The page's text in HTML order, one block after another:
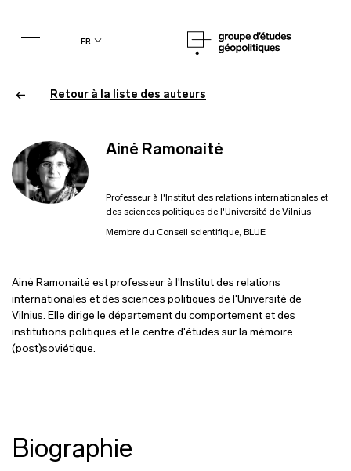
fr
Ainė Ramonaitė
Professeur à l'Institut des relations internationales et
des sciences politiques de l'Université de Vilnius
Membre du Conseil scientifique, BLUE
Ainė Ramonaitė est professeur à l'Institut des relations
internationales et des sciences politiques de l'Université de
Vilnius. Elle dirige le département du comportement et des
institutions politiques et le centre d'études sur la mémoire
(post)soviétique.
Retour à la liste des auteurs
Biographie